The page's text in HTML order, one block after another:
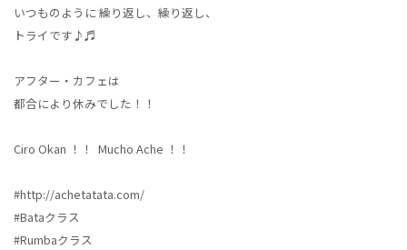
いつものように 繰り返し、繰り返し、
トライです♪♬
アフター・カフェは
都合により休みでした！！
Ciro Okan ！！ Mucho Ache ！！
#http://achetatata.com/
#Bataクラス
#Rumbaクラス